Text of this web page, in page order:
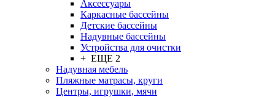
Аксессуары
Каркасные бассейны
Детские бассейны
Надувные бассейны
Устройства для очистки
+ ЕЩЕ 2
Надувная мебель
Пляжные матрасы, круги
Центры, игрушки, мячи